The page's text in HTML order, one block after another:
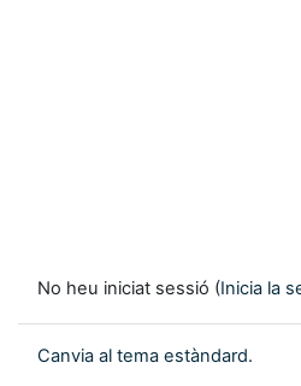
No heu iniciat sessió (Inicia la
Canvia al tema estàndard.